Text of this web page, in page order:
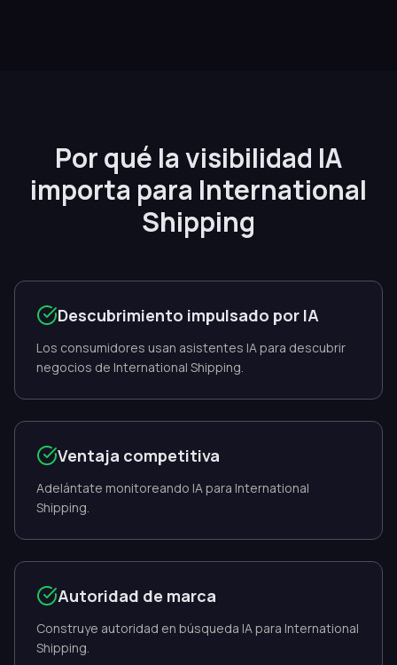
Por qué la visibilidad IA
importa para International
Shipping
Descubrimiento impulsado por IA
Los consumidores usan asistentes IA para descubrir
negocios de International Shipping.
Ventaja competitiva
Adelántate monitoreando IA para International
Shipping.
Autoridad de marca
Construye autoridad en búsqueda IA para International
Shipping.